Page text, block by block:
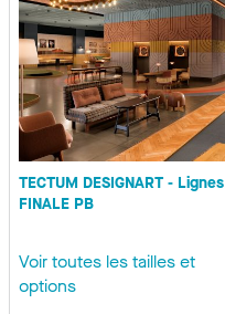
TECTUM DESIGNART - Lignes
FINALE PB
Voir toutes les tailles et
options